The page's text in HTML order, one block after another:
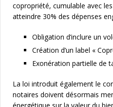
copropriété, cumulable avec
atteindre 30% des dépenses
Obligation d’inclure un
Création d’un label «
Exonération partielle de
La loi introduit également le
notaires doivent désormais